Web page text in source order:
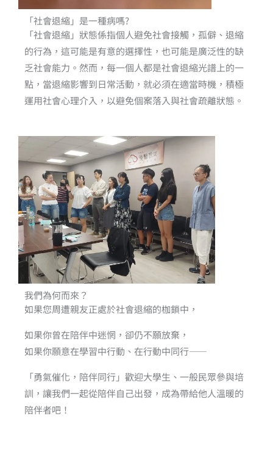
「社會退縮」是一種病嗎?
「社會退縮」狀態係指個人避免社會接觸，孤僻、退縮
的行為，這可能是有意的選擇性，也可能是廣泛性的缺
乏社會能力。然而，每一個人都是社會退縮光譜上的一
點，當退縮影響到日常活動，就必須在適當時機，積極
運用社會心理介入，以避免個案落入與社會疏離狀態。
我們為何而來？
如果您周遭親友正處於社會退縮的枷鎖中，
如果你曾在陪伴中迷惘，卻仍不願放棄，
如果你願意在學習中行動、在行動中同行——
「勇氣催化，陪伴同行」歡迎大學生、一般民眾參與培
訓，讓我們一起從陪伴自己出發，成為帶給他人溫暖的
陪伴者吧！